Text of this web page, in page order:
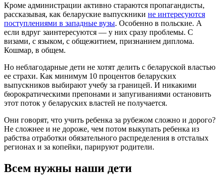
Кроме администрации активно стараются пропагандисты,
рассказывая, как беларуские выпускники не интересуются
поступлениями в западные вузы. Особенно в польские. А
если вдруг заинтересуются — у них сразу проблемы. С
визами, с языком, с общежитием, признанием диплома.
Кошмар, в общем.
Но неблагодарные дети не хотят делить с беларуской властью
ее страхи. Как минимум 10 процентов беларуских
выпускников выбирают учебу за границей. И никакими
бюрократическими препонами и запугиваниями остановить
этот поток у беларуских властей не получается.
Они говорят, что учить ребенка за рубежом сложно и дорого?
Не сложнее и не дороже, чем потом выкупать ребенка из
рабства отработки обязательного распределения в отсталых
регионах и за копейки, парируют родители.
Всем нужны наши дети